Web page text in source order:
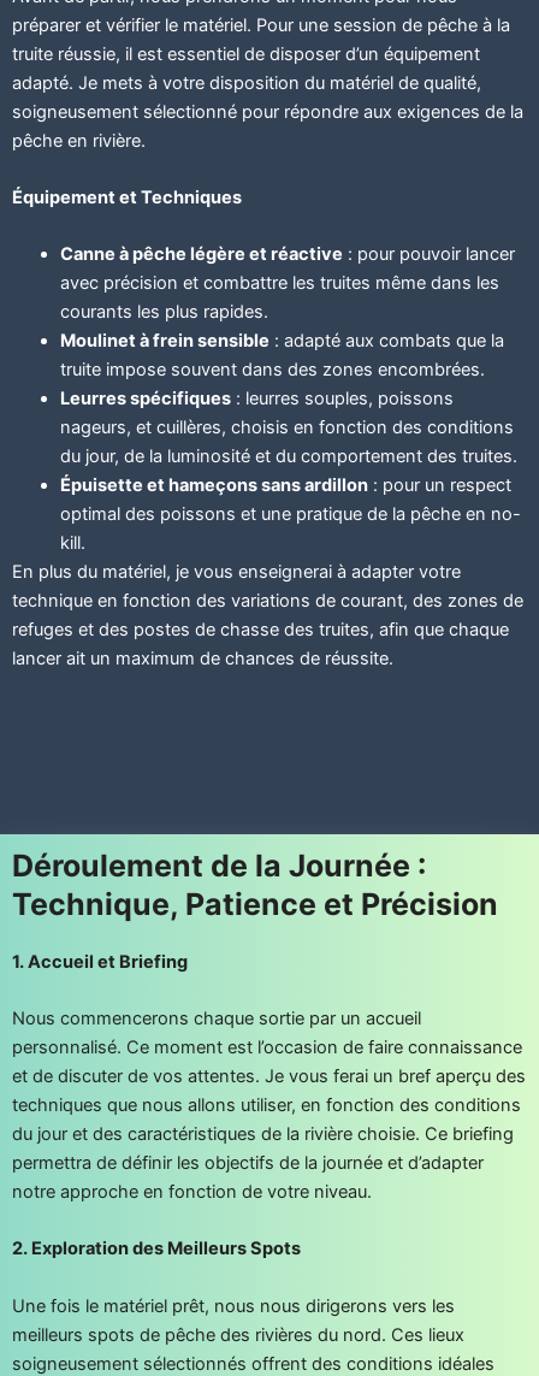
préparer et vérifier le matériel. Pour une session de pêche à la
truite réussie, il est essentiel de disposer d’un équipement
adapté. Je mets à votre disposition du matériel de qualité,
soigneusement sélectionné pour répondre aux exigences de la
pêche en rivière.
Équipement et Techniques
Canne à pêche légère et réactive : pour pouvoir lancer
avec précision et combattre les truites même dans les
courants les plus rapides.
Moulinet à frein sensible : adapté aux combats que la
truite impose souvent dans des zones encombrées.
Leurres spécifiques : leurres souples, poissons
nageurs, et cuillères, choisis en fonction des conditions
du jour, de la luminosité et du comportement des truites.
Épuisette et hameçons sans ardillon : pour un respect
optimal des poissons et une pratique de la pêche en no-
kill.
En plus du matériel, je vous enseignerai à adapter votre
technique en fonction des variations de courant, des zones de
refuges et des postes de chasse des truites, afin que chaque
lancer ait un maximum de chances de réussite.
Déroulement de la Journée :
Technique, Patience et Précision
1. Accueil et Briefing
Nous commencerons chaque sortie par un accueil
personnalisé. Ce moment est l’occasion de faire connaissance
et de discuter de vos attentes. Je vous ferai un bref aperçu des
techniques que nous allons utiliser, en fonction des conditions
du jour et des caractéristiques de la rivière choisie. Ce briefing
permettra de définir les objectifs de la journée et d’adapter
notre approche en fonction de votre niveau.
2. Exploration des Meilleurs Spots
Une fois le matériel prêt, nous nous dirigerons vers les
meilleurs spots de pêche des rivières du nord. Ces lieux
soigneusement sélectionnés offrent des conditions idéales